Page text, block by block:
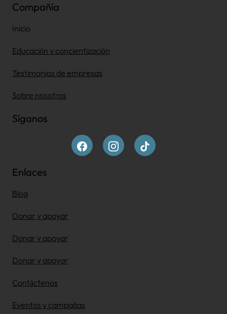
Compañía
Inicio
Educación y concientización
Testimonios de empresas
Sobre nosotros
Síganos
Enlaces
Blog
Eventos y campañas
Donar y apoyar
Donar y apoyar
Donar y apoyar
Contáctenos